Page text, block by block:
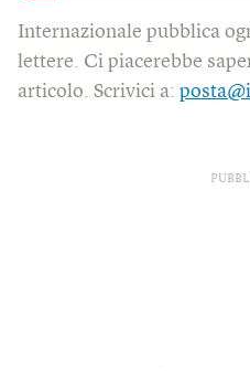
Internazionale pubblica
lettere. Ci piacerebbe
articolo. Scrivici a: